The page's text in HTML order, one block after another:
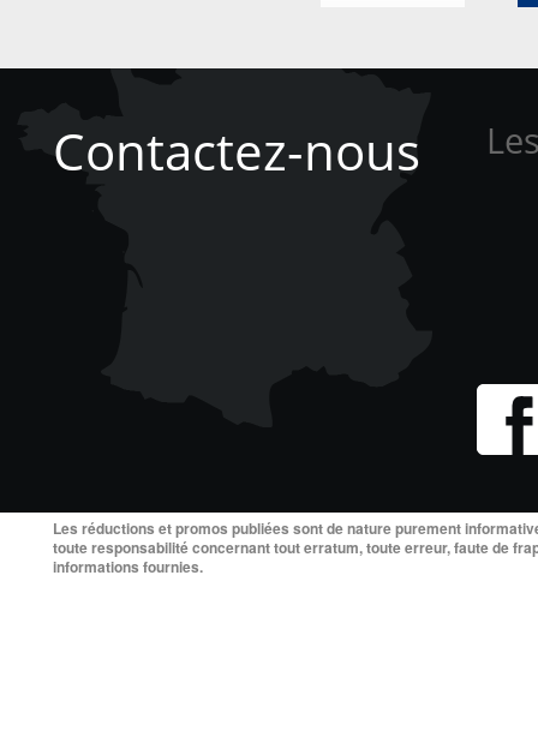
Contactez-nous
Les réductions et promos publiées sont de nature purement
toute responsabilité concernant tout erratum, toute erreur, faute de
informations fournies.